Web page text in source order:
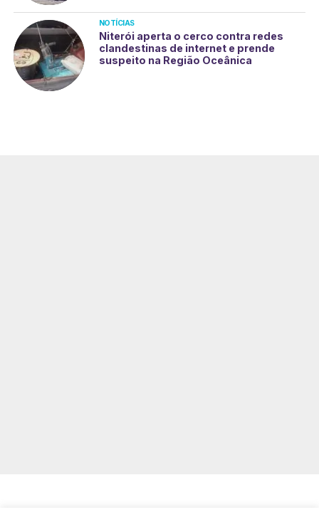
NOTÍCIAS
Niterói aperta o cerco contra redes
clandestinas de internet e prende
suspeito na Região Oceânica